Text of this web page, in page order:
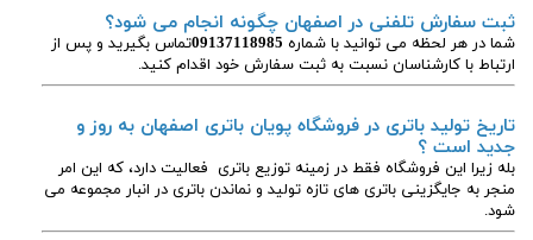
ثبت سفارش تلفنی در اصفهان چگونه انجام می شود؟
شما در هر لحظه می توانید با شماره 09137118985تماس بگیرید و پس از
ارتباط با کارشناسان نسبت به ثبت سفارش خود اقدام کنید.
تاریخ تولید باتری در فروشگاه پویان باتری اصفهان به روز و
جدید است ؟
بله زیرا این فروشگاه فقط در زمینه توزیع باتری فعالیت دارد، که این امر
منجر به جایگزینی باتری های تازه تولید و نماندن باتری در انبار مجموعه می
شود.